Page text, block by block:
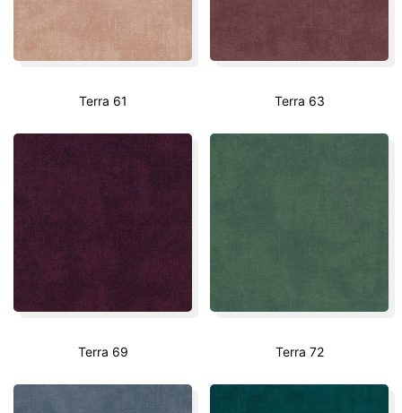
Terra 61 Terra 63
Terra 69 Terra 72